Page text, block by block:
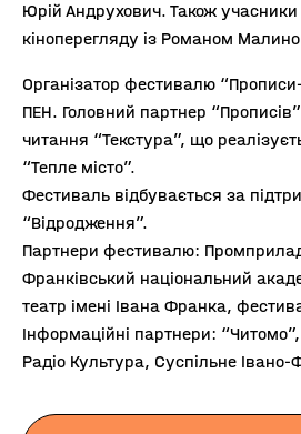
Юрій Андрухович. Також
кіноперегляду із Романом
Організатор фестивалю
ПЕН. Головний партнер
читання “Текстура”, що
“Тепле місто”.
Фестиваль відбувається за
“Відродження”.
Партнери фестивалю:
Франківський національний
театр імені Івана Франка,
Інформаційні партнери:
Радіо Культура, Суспільне Івано-